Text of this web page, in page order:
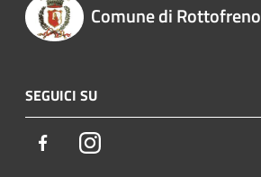
Comune di Rottofreno
SEGUICI SU
FacebookInstagram